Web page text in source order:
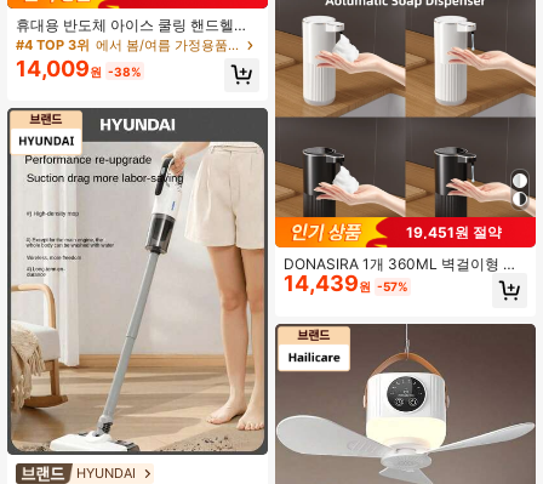
휴대용 반도체 아이스 쿨링 핸드헬드
팬, 야외 고출력 핸드헬드 미니 팬, 52
00mAh 장시간 지속 배터리 탑재, 야
외, 캠핑, 여행, 해변, 스포츠, 사무실,
가져야 할 제품
#4 TOP 3위 에서 봄/여름 가정용품 신상품 난방 및 냉방 용품
14,009원 -38%
HYUNDAI
내부의 담배 연기와 음식 냄새를 효과
적으로 중화하고, 안정적이고 세련된
남성적인 향기를 남깁니다. 5가지 색
상으로 제공됩니다. 이 세트에는 에센
셜 오일, 나무 향기 칩과 드롭퍼가 포
함되어 있습니다. 남자친구, 남편 및
자동차 애호가를 위한 이상적인 실용
19,451원 절약
DONASIRA 1개 360ML 벽걸이형 터
치리스 자동 비누 디스펜서, USB 충전
식 스마트 손세척 및 식기세척기, IPX5
기, 오래 지속되는 배터리 수명, ABS
소재, 폼 및 액체 비누 옵션, 주방, 욕
실, 호텔, 학교, 가정 및 휴일 선물에 적
합, 하이테크 제품
14,439원 -57%